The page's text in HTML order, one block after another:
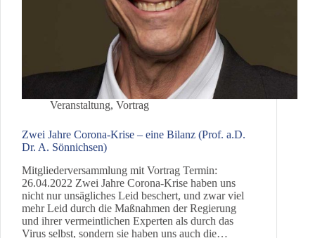
Veranstaltung, Vortrag
Zwei Jahre Corona-Krise – eine Bilanz (Prof. a.D.
Dr. A. Sönnichsen)
Mitgliederversammlung mit Vortrag Termin:
26.04.2022 Zwei Jahre Corona-Krise haben uns
nicht nur unsägliches Leid beschert, und zwar viel
mehr Leid durch die Maßnahmen der Regierung
und ihrer vermeintlichen Experten als durch das
Virus selbst, sondern sie haben uns auch die…